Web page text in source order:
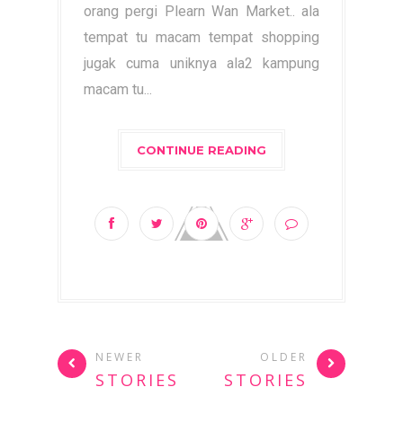
orang pergi Plearn Wan Market.. ala
tempat tu macam tempat shopping
jugak cuma uniknya ala2 kampung
macam tu...
CONTINUE READING
NEWER
STORIES
OLDER
STORIES